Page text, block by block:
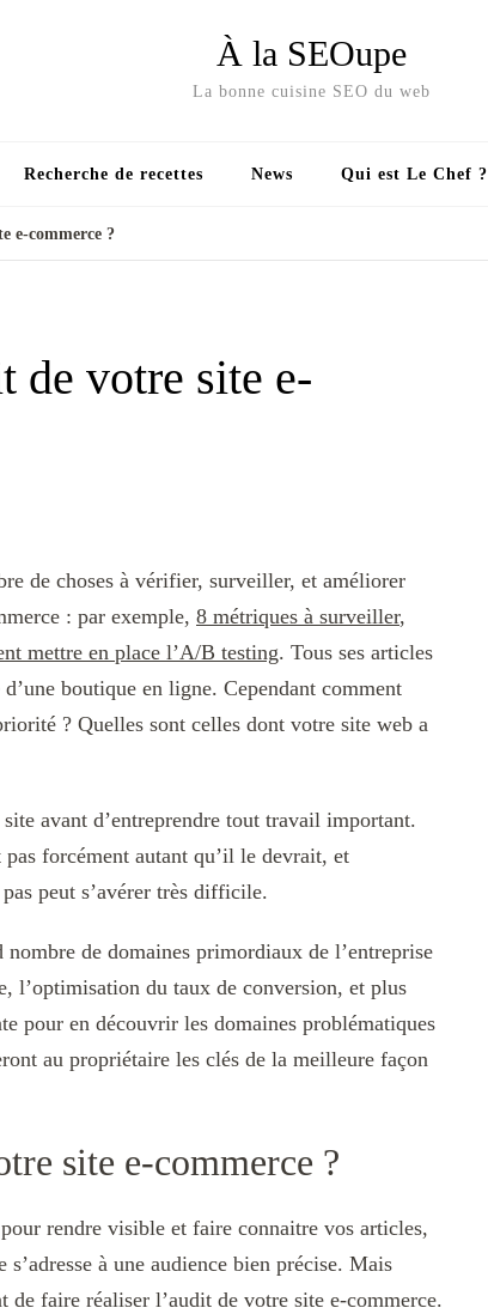
À la SEOupe
La bonne cuisine SEO du web
Recherche de recettes News Qui est Le Chef ?
e-commerce ?
de votre site e-
de choses à vérifier, surveiller, et améliorer
: par exemple, 8 métriques à surveiller,
mettre en place l’A/B testing. Tous ses articles
boutique en ligne. Cependant comment
? Quelles sont celles dont votre site web a
avant d’entreprendre tout travail important.
forcément autant qu’il le devrait, et
peut s’avérer très difficile.
de domaines primordiaux de l’entreprise
l’optimisation du taux de conversion, et plus
pour en découvrir les domaines problématiques
au propriétaire les clés de la meilleure façon
site e-commerce ?
rendre visible et faire connaitre vos articles,
à une audience bien précise. Mais
faire réaliser l’audit de votre site e-commerce.